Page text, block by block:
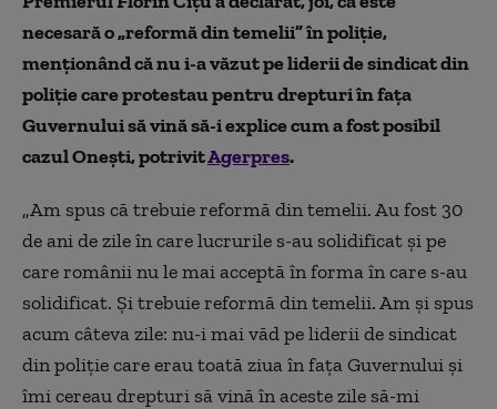
necesară o „reformă din temelii” în poliţie,
menţionând că nu i-a văzut pe liderii de sindicat din
poliţie care protestau pentru drepturi în faţa
Guvernului să vină să-i explice cum a fost posibil
cazul Oneşti,potrivitAgerpres.
„Am spus că trebuie reformă din temelii. Au fost 30
de ani de zile în care lucrurile s-au solidificat şi pe
care românii nu le mai acceptă în forma în care s-au
solidificat. Şi trebuie reformă din temelii. Am şi spus
acum câteva zile: nu-i mai văd pe liderii de sindicat
din poliţie care erau toată ziua în faţa Guvernului şi
îmi cereau drepturi să vină în aceste zile să-mi